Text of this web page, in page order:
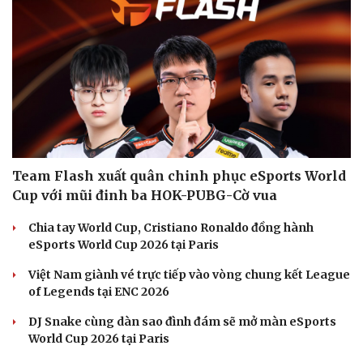
Văn hóa
Sân khấu - Điện ảnh
Giải trí
Team Flash xuất quân chinh phục eSports World
Cup với mũi đinh ba HOK-PUBG-Cờ vua
Chia tay World Cup, Cristiano Ronaldo đồng hành
eSports World Cup 2026 tại Paris
Việt Nam giành vé trực tiếp vào vòng chung kết League
of Legends tại ENC 2026
DJ Snake cùng dàn sao đình đám sẽ mở màn eSports
World Cup 2026 tại Paris